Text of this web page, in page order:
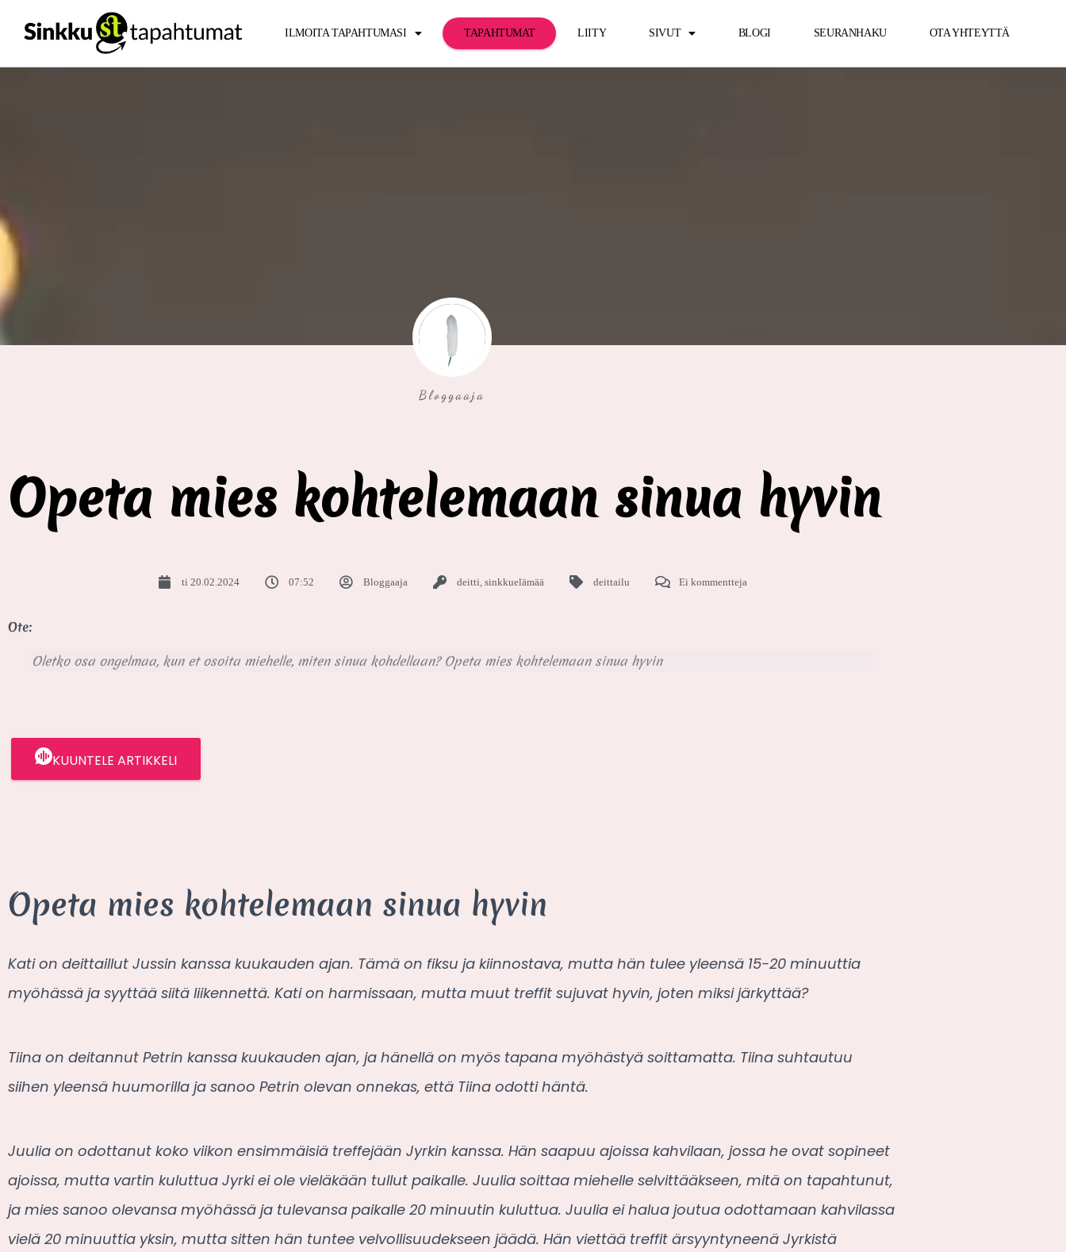
ILMOITA TAPAHTUMASI TAPAHTUMAT LIITY SIVUT BLOGI SEURANHAKU OTA YHTEYTTÄ
Bloggaaja
Opeta mies kohtelemaan sinua hyvin
ti 20.02.2024 07:52 Bloggaaja deitti sinkkuelämää deittailu Ei kommentteja
Ote:
Oletko osa ongelmaa, kun et osoita miehelle, miten sinua kohdellaan? Opeta mies kohtelemaan sinua hyvin
KUUNTELE ARTIKKELI
Opeta mies kohtelemaan sinua hyvin
Kati on deittaillut Jussin kanssa kuukauden ajan. Tämä on fiksu ja kiinnostava, mutta hän tulee yleensä 15-20 minuuttia
myöhässä ja syyttää siitä liikennettä. Kati on harmissaan, mutta muut treffit sujuvat hyvin, joten miksi järkyttää?
Tiina on deitannut Petrin kanssa kuukauden ajan, ja hänellä on myös tapana myöhästyä soittamatta. Tiina suhtautuu
siihen yleensä huumorilla ja sanoo Petrin olevan onnekas, että Tiina odotti häntä.
Juulia on odottanut koko viikon ensimmäisiä treffejään Jyrkin kanssa. Hän saapuu ajoissa kahvilaan, jossa he ovat sopineet
ajoissa, mutta vartin kuluttua Jyrki ei ole vieläkään tullut paikalle. Juulia soittaa miehelle selvittääkseen, mitä on tapahtunut,
ja mies sanoo olevansa myöhässä ja tulevansa paikalle 20 minuutin kuluttua. Juulia ei halua joutua odottamaan kahvilassa
vielä 20 minuuttia yksin, mutta sitten hän tuntee velvollisuudekseen jäädä. Hän viettää treffit ärsyyntyneenä Jyrkistä